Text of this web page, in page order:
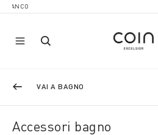
VAI A BAGNO
Accessori bagno